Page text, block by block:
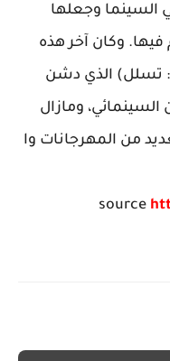
السينما وجعلها
وكان آخر هذه
تسلل) الذي دشن
ومازال
من المهرجانات وا
source